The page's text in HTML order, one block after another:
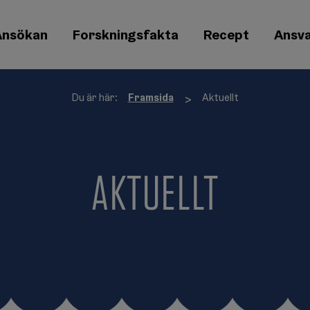
Forskningsfakta Recept
Du är här: Framsida > Aktuellt
AKTUELLT